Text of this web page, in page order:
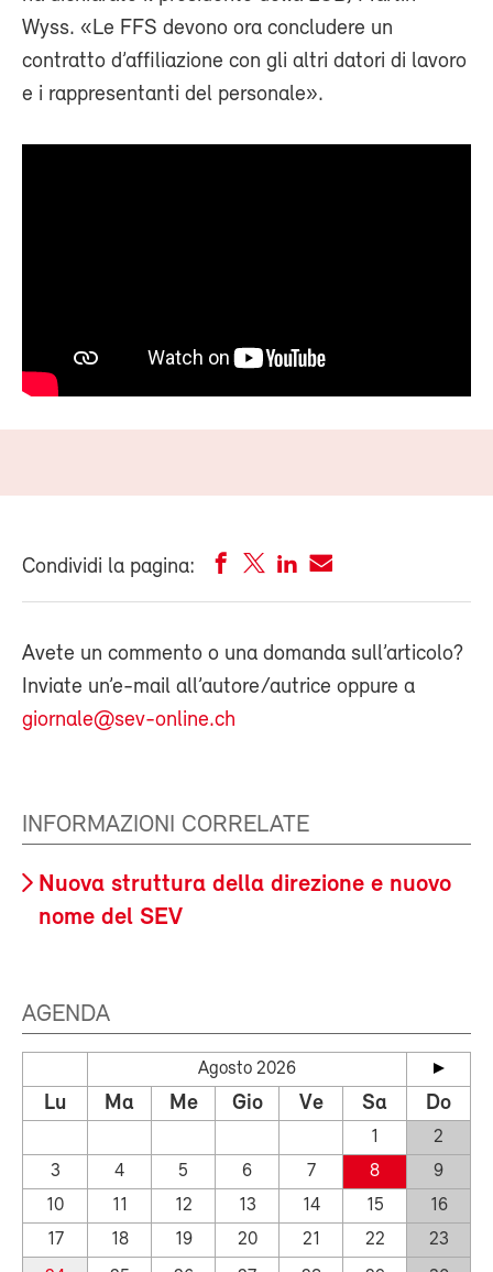
Wyss. «Le FFS devono ora concludere un
contratto d’affiliazione con gli altri datori di lavoro
e i rappresentanti del personale».
Condividi la pagina:
Avete un commento o una domanda sull’articolo?
Inviate un’e-mail all’autore/autrice oppure a
giornale@sev-online.ch
INFORMAZIONI CORRELATE
Nuova struttura della direzione e nuovo
nome del SEV
AGENDA
Agosto 2026
Lu Ma Me Gio Ve Sa Do
1
2
3
4 5 6 7 8
9
10
11 12 13 14 15
16
17
18 19 20 21 22
23